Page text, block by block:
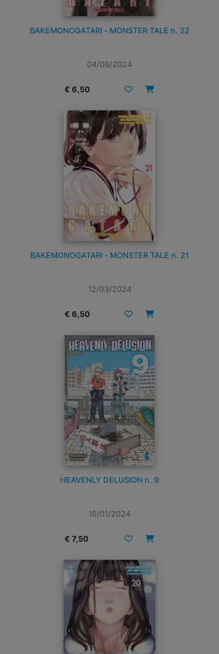
BAKEMONOGATARI - MONSTER TALE n. 22
04/06/2024
€ 6,50
BAKEMONOGATARI - MONSTER TALE n. 21
12/03/2024
€ 6,50
HEAVENLY DELUSION n. 9
16/01/2024
€ 7,50